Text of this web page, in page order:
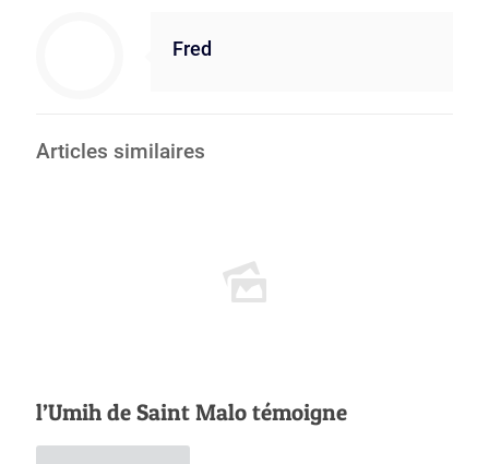
Fred
Articles similaires
l’Umih de Saint Malo témoigne